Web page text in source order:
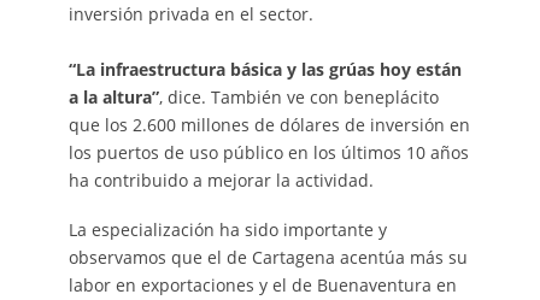
inversión privada en el sector.
“La infraestructura básica y las grúas hoy están
a la altura”, dice. También ve con beneplácito
que los 2.600 millones de dólares de inversión en
los puertos de uso público en los últimos 10 años
ha contribuido a mejorar la actividad.
La especialización ha sido importante y
observamos que el de Cartagena acentúa más su
labor en exportaciones y el de Buenaventura en